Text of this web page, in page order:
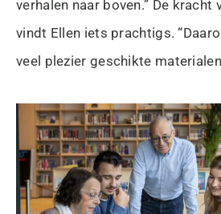
verhalen naar boven.” De kracht
vindt Ellen iets prachtigs.
veel plezier geschikte